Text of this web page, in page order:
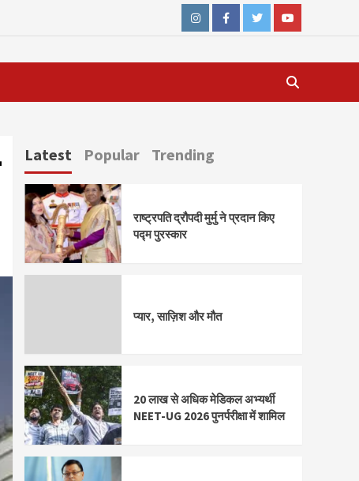
InstagramFacebookTwitterYoutube
Latest Popular Trending
राष्ट्रपति द्रौपदी मुर्मु ने प्रदान किए
पद्म पुरस्कार
प्यार, साज़िश और मौत
20 लाख से अधिक मेडिकल अभ्यर्थी
NEET-UG 2026 पुनर्परीक्षा में शामिल